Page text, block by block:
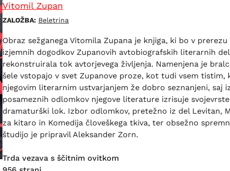
Vitomil Zupan
ZALOŽBA: Beletrina
Obraz sežganega Vitomila Zupana je knjiga, ki bo v prerezu
izjemnih dogodkov Zupanovih avtobiografskih literarnih del
rekonstruirala tok avtorjevega življenja. Namenjena je
šele vstopajo v svet Zupanove proze, kot tudi vsem tistim,
njegovim literarnim ustvarjanjem že dobro seznanjeni, saj
posameznih odlomkov njegove literature izrisuje
dramaturški lok. Izbor odlomkov, pretežno iz del Levitan,
za kitaro in Komedija človeškega tkiva, ter obsežno
študijo je pripravil Aleksander Zorn.
Trda vezava s ščitnim ovitkom